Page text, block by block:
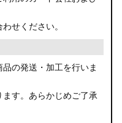
せください。
の発送・加工を行いま
す。あらかじめご了承